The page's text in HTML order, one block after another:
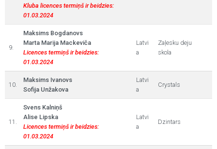
Kluba licences termiņš ir beidzies:
01.03.2024
9.
Maksims Bogdanovs
Marta Marija Mackeviča
Licences termiņš ir beidzies:
01.03.2024
Latvi
a
Zaļesku deju
skola
10.
Maksims Ivanovs
Sofija Unžakova
Latvi
a
Crystals
11.
Svens Kalniņš
Alise Lipska
Licences termiņš ir beidzies:
01.03.2024
Latvi
a
Dzintars